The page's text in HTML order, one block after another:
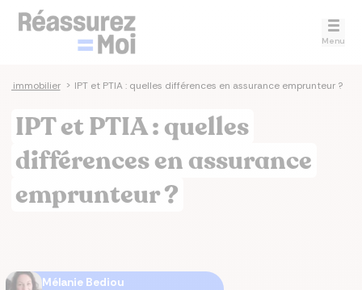
Menu
immobilier > IPT et PTIA : quelles différences en assurance emprunteur ?
IPT et PTIA : quelles
différences en assurance
emprunteur ?
Mélanie Bediou